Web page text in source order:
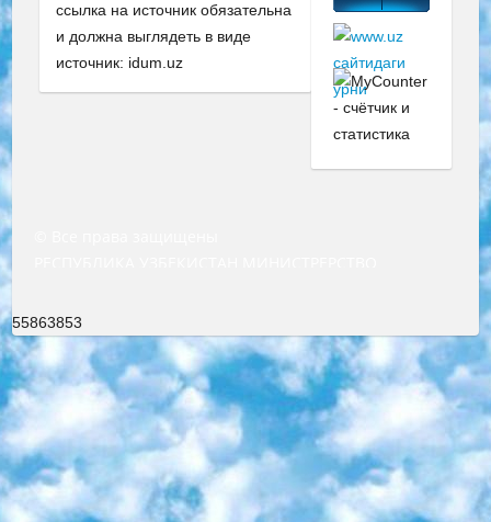
ссылка на источник обязательна
и должна выглядеть в виде
источник: idum.uz
55863853